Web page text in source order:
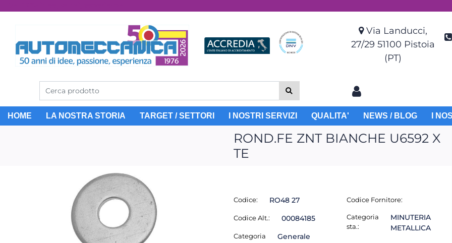
Via Landucci,
27/29 51100 Pistoia
(PT)
HOME LA NOSTRA STORIA TARGET / SETTORI I NOSTRI SERVIZI QUALITA' NEWS / BLOG I
ROND.FE ZNT BIANCHE U6592 X
TE
Codice: RO48 27
Codice Alt.: 00084185
Categoria Generale
Codice Fornitore:
Categoria
sta.:
MINUTERIA
METALLICA